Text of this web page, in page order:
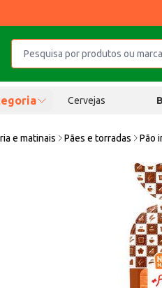
Cervejas
e matinais Pães e torradas Pão